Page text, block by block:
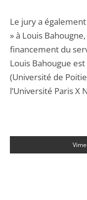
Le jury a
» à Louis
financement du
Louis Bahougue
(Université de
l’Université Paris X